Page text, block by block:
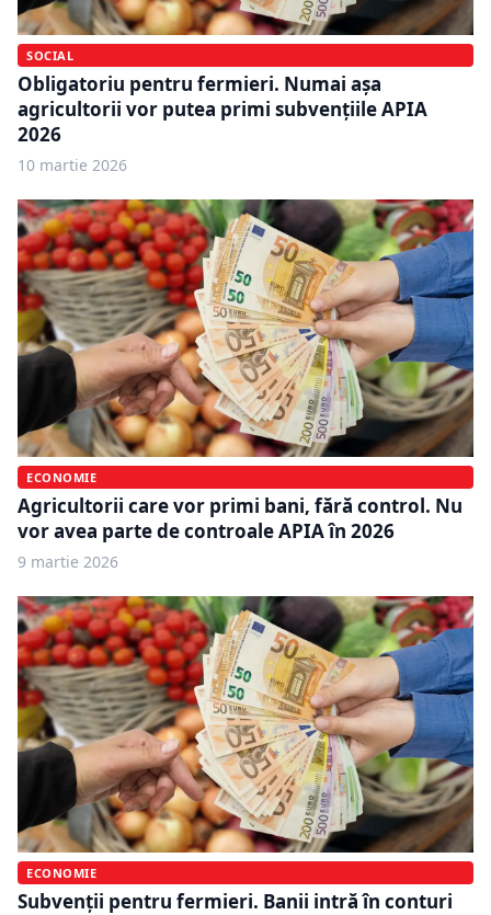
SOCIAL
Obligatoriu pentru fermieri. Numai așa
agricultorii vor putea primi subvențiile APIA
2026
10 martie 2026
ECONOMIE
Agricultorii care vor primi bani, fără control. Nu
vor avea parte de controale APIA în 2026
9 martie 2026
ECONOMIE
Subvenții pentru fermieri. Banii intră în conturi